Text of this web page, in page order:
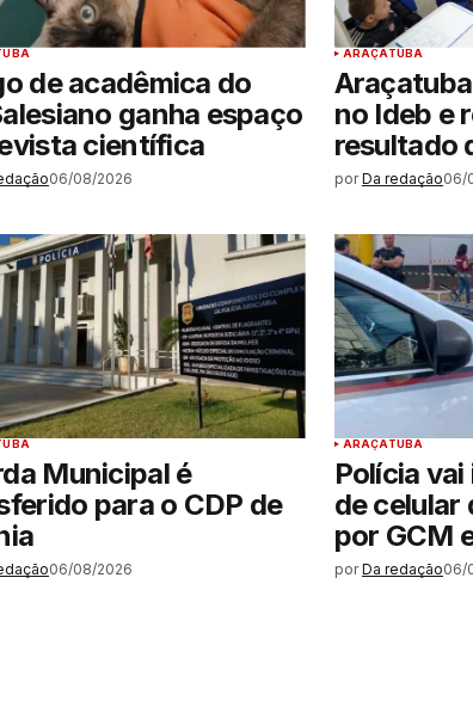
de acadêmica do
ganha espaço
científica
06/08/2026
ARAÇATUBA
no Ideb e
resultado
por Da redação06/
Municipal é
para o CDP de
06/08/2026
ARAÇATUBA
Polícia
de celular
por GCM
por Da redação06/